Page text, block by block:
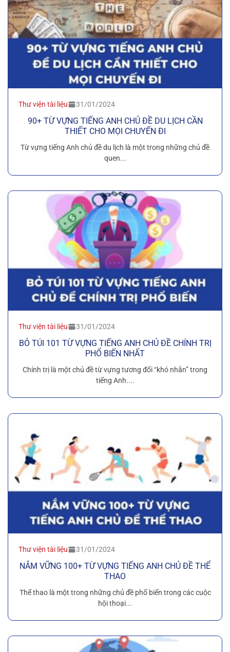
Thư viện tài liệu 31/01/2024
90+ TỪ VỰNG TIẾNG ANH CHỦ ĐỀ DU LỊCH CẦN
THIẾT CHO MỌI CHUYẾN ĐI
Từ vựng tiếng Anh chủ đề du lịch là một trong những chủ đề
quen...
Thư viện tài liệu 31/01/2024
BỎ TÚI 101 TỪ VỰNG TIẾNG ANH CHỦ ĐỀ CHÍNH TRỊ
PHỔ BIẾN NHẤT
Chính trị là một chủ đề từ vựng tương đối “khó nhằn” trong
tiếng Anh....
Thư viện tài liệu 31/01/2024
NẮM VỮNG 100+ TỪ VỰNG TIẾNG ANH CHỦ ĐỀ THỂ
THAO
Thể thao là một trong những chủ đề phổ biến trong các cuộc
hội thoại...